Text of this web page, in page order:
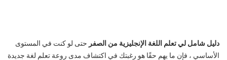
دليل شامل لي تعلم اللغة الإنجليزية من الصفر حتى لو كنت في المستوى
الأساسي ، فإن ما يهم حقًا هو رغبتك في اكتشاف مدى روعة تعلم لغة جديدة